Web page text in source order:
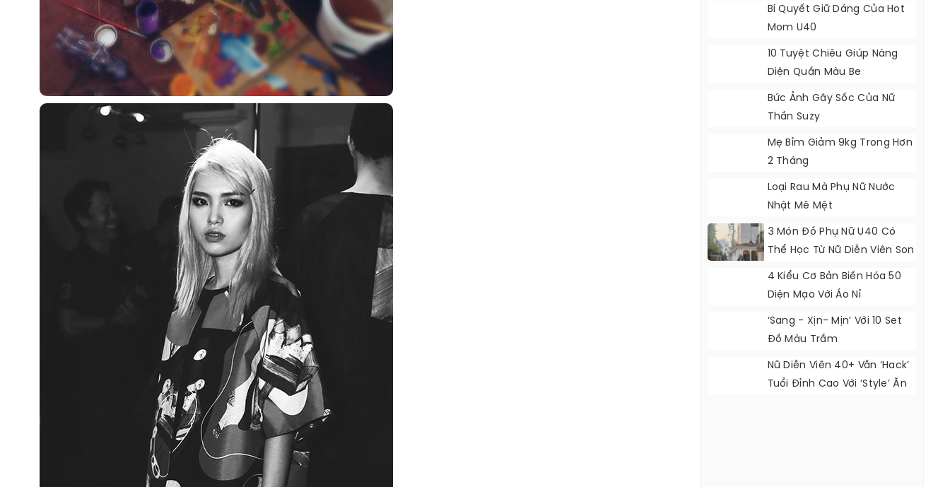
Bí Quyết Giữ Dáng Của Hot
Mom U40
10 Tuyệt Chiêu Giúp Nàng
Diện Quần Màu Be
Bức Ảnh Gây Sốc Của Nữ
Thần Suzy
Mẹ Bỉm Giảm 9kg Trong Hơn
2 Tháng
Loại Rau Mà Phụ Nữ Nước
Nhật Mê Mệt
3 Món Đồ Phụ Nữ U40 Có
Thể Học Từ Nữ Diễn Viên Son
Ye Jin
4 Kiểu Cơ Bản Biến Hóa 50
Diện Mạo Với Áo Nỉ
‘Sang - Xịn- Mịn’ Với 10 Set
Đồ Màu Trầm
Nữ Diễn Viên 40+ Vẫn ‘hack’
Tuổi Đỉnh Cao Với ‘style’ Ăn